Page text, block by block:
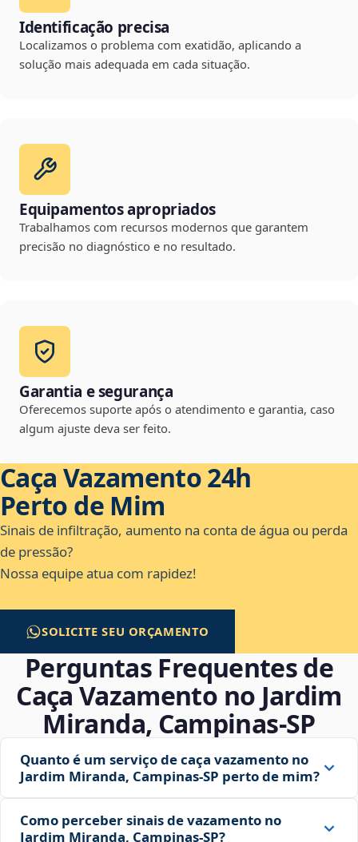
Identificação precisa
Localizamos o problema com exatidão, aplicando a
solução mais adequada em cada situação.
Equipamentos apropriados
Trabalhamos com recursos modernos que garantem
precisão no diagnóstico e no resultado.
Garantia e segurança
Oferecemos suporte após o atendimento e garantia, caso
algum ajuste deva ser feito.
Caça Vazamento 24h
Perto de Mim
Sinais de infiltração, aumento na conta de água ou perda
de pressão?
Nossa equipe atua com rapidez!
SOLICITE SEU ORÇAMENTO
Perguntas Frequentes de
Caça Vazamento no Jardim
Miranda, Campinas‑SP
Quanto é um serviço de caça vazamento no
Jardim Miranda, Campinas‑SP perto de mim?
Como perceber sinais de vazamento no
Jardim Miranda, Campinas‑SP?